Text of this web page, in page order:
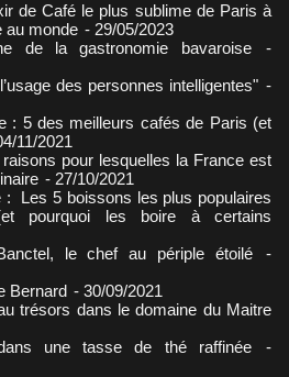
de Café le plus sublime de Paris à
au monde - 29/05/2023
de la gastronomie bavaroise
-
des personnes intelligentes" -
: 5 des meilleurs cafés de Paris (et
11/2021
pour lesquelles la France est
- 27/10/2021
: Les 5 boissons les plus populaires
pourquoi les boire à certains
le chef au périple étoilé
-
Bernard - 30/09/2021
trésors dans le domaine du Maitre
une tasse de thé raffinée
-